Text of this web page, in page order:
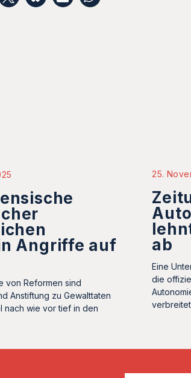
Angriffe auf
von Reformen sind
Anstiftung zu Gewalttaten
nach wie vor tief in den
25.
ab
Eine
die